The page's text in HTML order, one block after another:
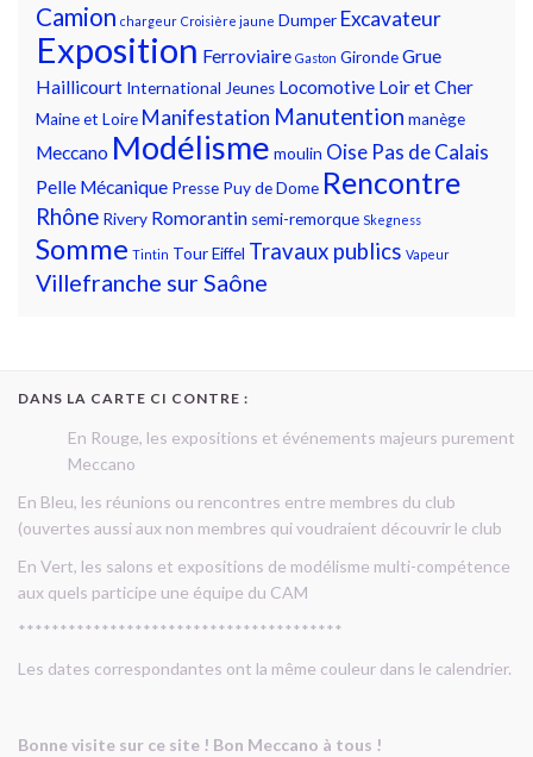
Camion chargeur Croisière jaune Dumper Excavateur
Exposition Ferroviaire Gaston GirondeGrue
Haillicourt International Jeunes Locomotive Loir et Cher
Maine et Loire Manifestation Manutention manège
Meccano Modélisme moulin Oise Pas de Calais
Pelle Mécanique Presse Puy de Dome Rencontre
Rhône Rivery Romorantin semi-remorque Skegness
Somme Tintin Tour Eiffel Travaux publics Vapeur
Villefranche sur Saône
DANS LA CARTE CI CONTRE :
En Rouge, les expositions et événements majeurs purement
Meccano
En Bleu, les réunions ou rencontres entre membres du club
(ouvertes aussi aux non membres qui voudraient découvrir le club
En Vert, les salons et expositions de modélisme multi-compétence
aux quels participe une équipe du CAM
***************************************
Les dates correspondantes ont la même couleur dans le calendrier.
Bonne visite sur ce site ! Bon Meccano à tous !